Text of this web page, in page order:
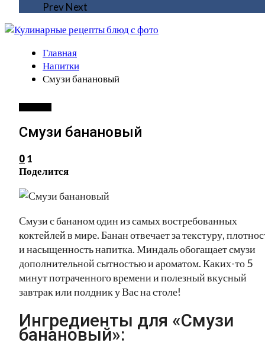
PrevNext
Главная
Напитки
Смузи банановый
Смузи банановый
0 1
Поделится
Смузи с бананом один из самых востребованных
коктейлей в мире. Банан отвечает за текстуру,
и насыщенность напитка. Миндаль обогащает смузи
дополнительной сытностью и ароматом. Каких-то 5
минут потраченного времени и полезный вкусный
завтрак или полдник у Вас на столе!
Ингредиенты для «Смузи
банановый»: